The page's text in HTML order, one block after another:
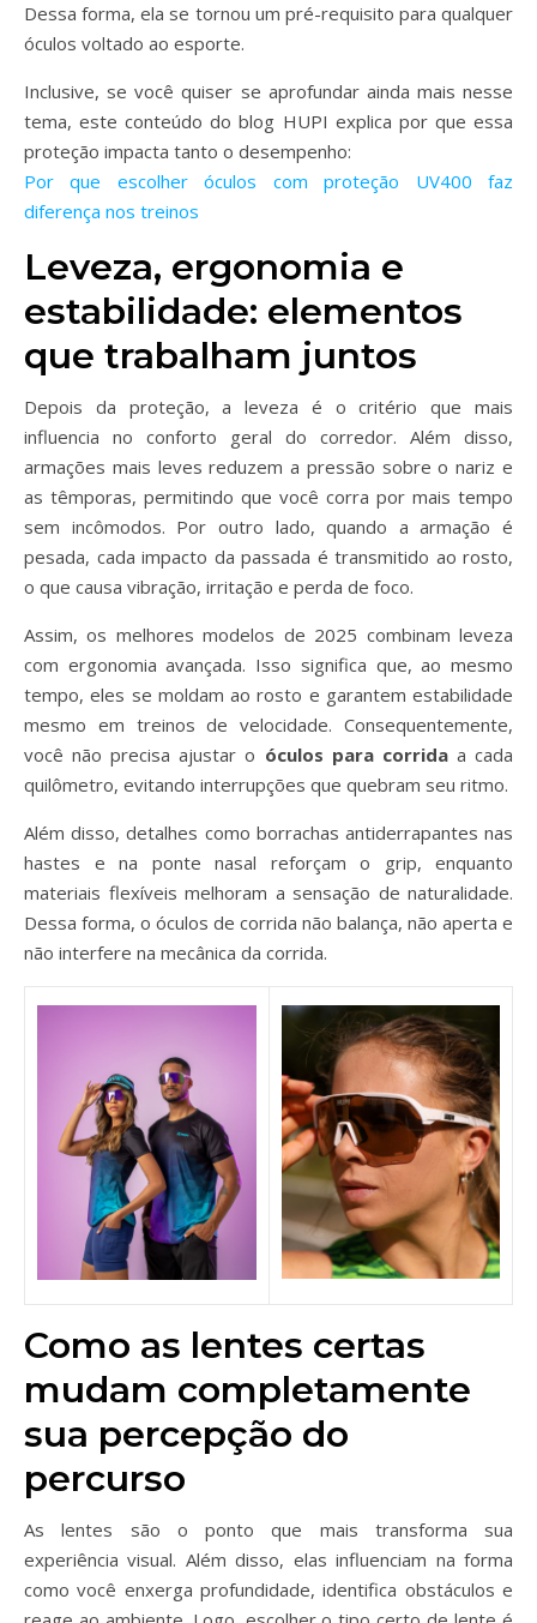
Dessa forma, ela se tornou um pré-requisito para qualquer
óculos voltado ao esporte.
Inclusive, se você quiser se aprofundar ainda mais nesse
tema, este conteúdo do blog HUPI explica por que essa
proteção impacta tanto o desempenho:
Por que escolher óculos com proteção UV400 faz
diferença nos treinos
Leveza, ergonomia e
estabilidade: elementos
que trabalham juntos
Depois da proteção, a leveza é o critério que mais
influencia no conforto geral do corredor. Além disso,
armações mais leves reduzem a pressão sobre o nariz e
as têmporas, permitindo que você corra por mais tempo
sem incômodos. Por outro lado, quando a armação é
pesada, cada impacto da passada é transmitido ao rosto,
o que causa vibração, irritação e perda de foco.
Assim, os melhores modelos de 2025 combinam leveza
com ergonomia avançada. Isso significa que, ao mesmo
tempo, eles se moldam ao rosto e garantem estabilidade
mesmo em treinos de velocidade. Consequentemente,
você não precisa ajustar o óculos para corridaa cada
quilômetro, evitando interrupções que quebram seu ritmo.
Além disso, detalhes como borrachas antiderrapantes nas
hastes e na ponte nasal reforçam o grip, enquanto
materiais flexíveis melhoram a sensação de naturalidade.
Dessa forma, o óculos de corrida não balança, não aperta e
não interfere na mecânica da corrida.
Como as lentes certas
mudam completamente
sua percepção do
percurso
As lentes são o ponto que mais transforma sua
experiência visual. Além disso, elas influenciam na forma
como você enxerga profundidade, identifica obstáculos e